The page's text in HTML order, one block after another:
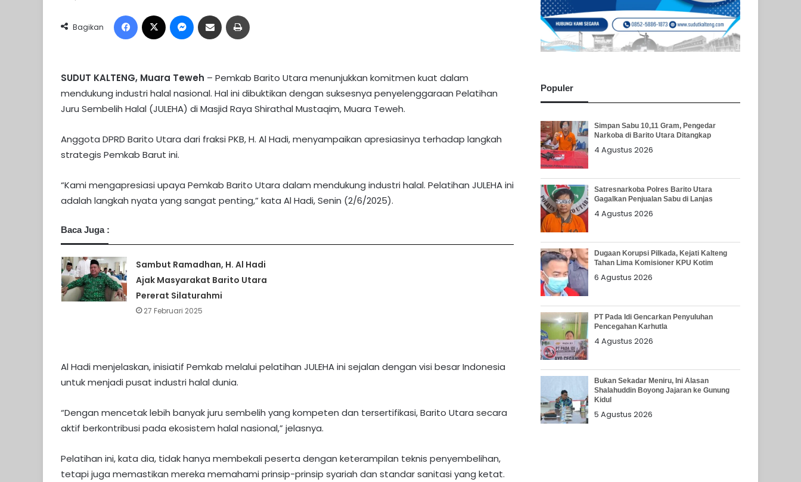
Bagikan
Facebook Messenger
Share via Email
SUDUT KALTENG, Muara Teweh – Pemkab Barito Utara menunjukkan komitmen kuat dalam
mendukung industri halal nasional. Hal ini dibuktikan dengan suksesnya penyelenggaraan Pelatihan
Juru Sembelih Halal (JULEHA) di Masjid Raya Shirathal Mustaqim, Muara Teweh.
Anggota DPRD Barito Utara dari fraksi PKB, H. Al Hadi, menyampaikan apresiasinya terhadap langkah
strategis Pemkab Barut ini.
“Kami mengapresiasi upaya Pemkab Barito Utara dalam mendukung industri halal. Pelatihan JULEHA ini
adalah langkah nyata yang sangat penting,” kata Al Hadi, Senin (2/6/2025).
Baca Juga :
Sambut Ramadhan, H. Al Hadi
Ajak Masyarakat Barito Utara
Pererat Silaturahmi
27 Februari 2025
Al Hadi menjelaskan, inisiatif Pemkab melalui pelatihan JULEHA ini sejalan dengan visi besar Indonesia
untuk menjadi pusat industri halal dunia.
“Dengan mencetak lebih banyak juru sembelih yang kompeten dan tersertifikasi, Barito Utara secara
aktif berkontribusi pada ekosistem halal nasional,” jelasnya.
Pelatihan ini, kata dia, tidak hanya membekali peserta dengan keterampilan teknis penyembelihan,
tetapi juga memastikan mereka memahami prinsip-prinsip syariah dan standar sanitasi yang ketat.
Populer
Simpan Sabu 10,11 Gram, Pengedar
Narkoba di Barito Utara Ditangkap
4 Agustus 2026
Satresnarkoba Polres Barito Utara
Gagalkan Penjualan Sabu di Lanjas
4 Agustus 2026
Dugaan Korupsi Pilkada, Kejati Kalteng
Tahan Lima Komisioner KPU Kotim
6 Agustus 2026
PT Pada Idi Gencarkan Penyuluhan
Pencegahan Karhutla
4 Agustus 2026
Bukan Sekadar Meniru, Ini Alasan
Shalahuddin Boyong Jajaran ke Gunung
Kidul
5 Agustus 2026